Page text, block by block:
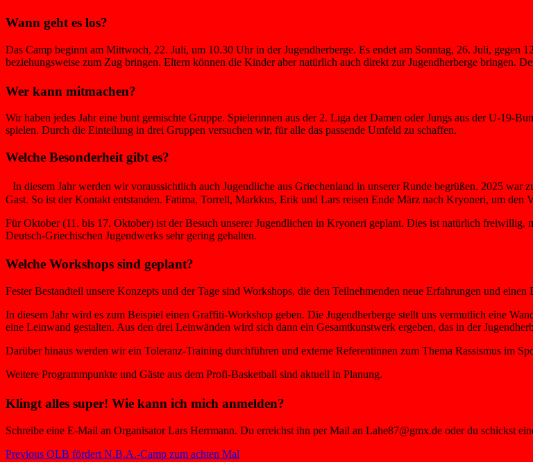
Wann geht es los?
Das Camp beginnt am Mittwoch, 22. Juli, um 10.30 Uhr in der Jugendherberge. Es endet am Sonntag, 26. Juli, gegen
beziehungsweise zum Zug bringen. Eltern können die Kinder aber natürlich auch direkt zur Jugendherberge bringen.
Wer kann mitmachen?
Wir haben jedes Jahr eine bunt gemischte Gruppe. Spielerinnen aus der 2. Liga der Damen oder Jungs aus der U-19-
spielen. Durch die Einteilung in drei Gruppen versuchen wir, für alle das passende Umfeld zu schaffen.
Welche Besonderheit gibt es?
In diesem Jahr werden wir voraussichtlich auch Jugendliche aus Griechenland in unserer Runde begrüßen. 2025 war
Gast. So ist der Kontakt entstanden. Fatima, Torrell, Markkus, Erik und Lars reisen Ende März nach Kryoneri, um den
Für Oktober (11. bis 17. Oktober) ist der Besuch unserer Jugendlichen in Kryoneri geplant. Dies ist natürlich
Deutsch-Griechischen Jugendwerks sehr gering gehalten.
Welche Workshops sind geplant?
Fester Bestandteil unsere Konzepts und der Tage sind Workshops, die den Teilnehmenden neue Erfahrungen und
In diesem Jahr wird es zum Beispiel einen Graffiti-Workshop geben. Die Jugendherberge stellt uns vermutlich eine
eine Leinwand gestalten. Aus den drei Leinwänden wird sich dann ein Gesamtkunstwerk ergeben, das in der
Darüber hinaus werden wir ein Toleranz-Training durchführen und externe Referentinnen zum Thema Rassismus im
Weitere Programmpunkte und Gäste aus dem Profi-Basketball sind aktuell in Planung.
Klingt alles super! Wie kann ich mich anmelden?
Schreibe eine E-Mail an Organisator Lars Herrmann. Du erreichst ihn per Mail an Lahe87@gmx.de oder du schickst
Beitragsnavigation
Previous Previous
OLB fördert N.B.A.-Camp zum achten Mal